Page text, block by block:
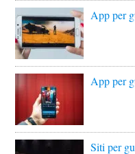
App per
App per
Siti per